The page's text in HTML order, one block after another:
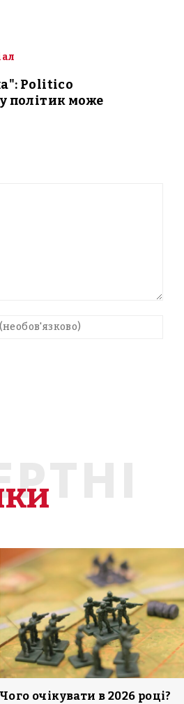
Politico
політик може
Чого очікувати в 2026 році?